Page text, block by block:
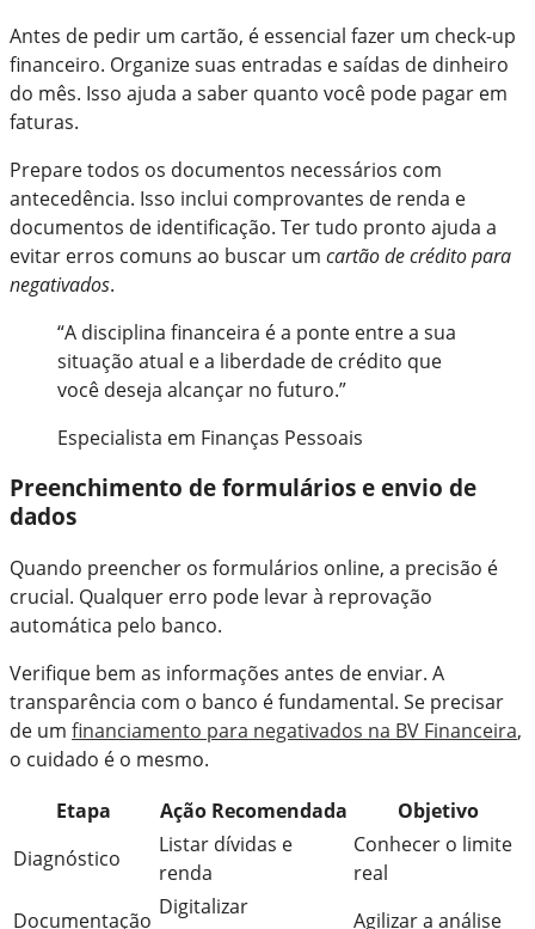
Antes de pedir um cartão, é essencial fazer um check-up
financeiro. Organize suas entradas e saídas de dinheiro
do mês. Isso ajuda a saber quanto você pode pagar em
faturas.
Prepare todos os documentos necessários com
antecedência. Isso inclui comprovantes de renda e
documentos de identificação. Ter tudo pronto ajuda a
evitar erros comuns ao buscar um cartão de crédito para
negativados.
“A disciplina financeira é a ponte entre a sua
situação atual e a liberdade de crédito que
você deseja alcançar no futuro.”
Especialista em Finanças Pessoais
Preenchimento de formulários e envio de
dados
Quando preencher os formulários online, a precisão é
crucial. Qualquer erro pode levar à reprovação
automática pelo banco.
Verifique bem as informações antes de enviar. A
transparência com o banco é fundamental. Se precisar
de um financiamento para negativados na BV Financeira,
o cuidado é o mesmo.
Etapa
Ação Recomendada
Objetivo
Diagnóstico
Listar dívidas e
renda
Conhecer o limite
real
Documentação
Digitalizar
Agilizar a análise